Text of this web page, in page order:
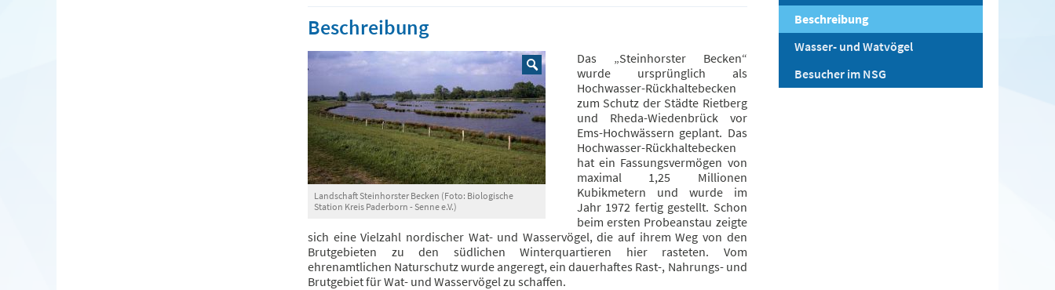
Beschreibung
Landschaft Steinhorster Becken (Foto: Biologische
Station Kreis Paderborn - Senne e.V.)
Das „Steinhorster Becken“
wurde ursprünglich als
Hochwasser-Rückhaltebecken
zum Schutz der Städte Rietberg
und Rheda-Wiedenbrück vor
Ems-Hochwässern geplant. Das
Hochwasser-Rückhaltebecken
hat ein Fassungsvermögen von
maximal 1,25 Millionen
Kubikmetern und wurde im
Jahr 1972 fertig gestellt. Schon
beim ersten Probeanstau zeigte
sich eine Vielzahl nordischer Wat- und Wasservögel, die auf ihrem Weg von den
Brutgebieten zu den südlichen Winterquartieren hier rasteten. Vom
ehrenamtlichen Naturschutz wurde angeregt, ein dauerhaftes Rast-, Nahrungs- und
Brutgebiet für Wat- und Wasservögel zu schaffen.
Beschreibung
Wasser- und Watvögel
Besucher im NSG